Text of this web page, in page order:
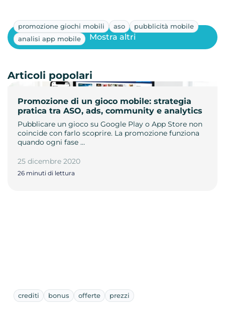
promozione giochi mobili aso
pubblicità mobile
analisi app mobile
Promozione di un gioco mobile: strategia
pratica tra ASO, ads, community e analytics
Pubblicare un gioco su Google Play o App Store non
coincide con farlo scoprire. La promozione funziona
quando ogni fase …
25 dicembre 2020
26 minuti di lettura
Mostra altri
Articoli popolari
crediti bonus offerte prezzi